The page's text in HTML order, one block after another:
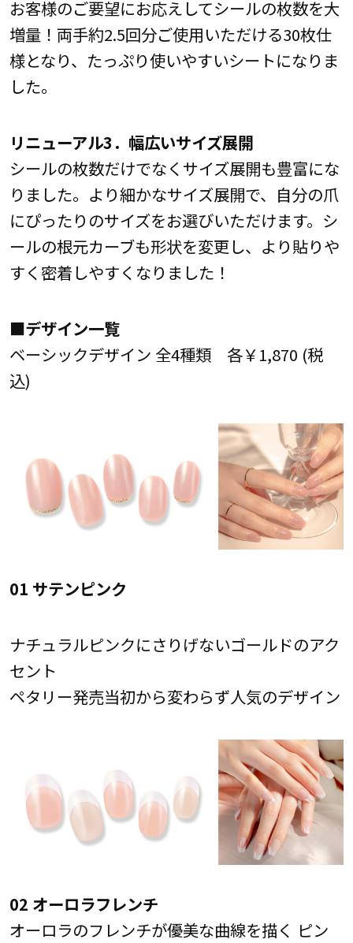
お客様のご要望にお応えしてシールの枚数を大
増量！両手約2.5回分ご使用いただける30枚仕
様となり、たっぷり使いやすいシートになりま
した。
リニューアル3．幅広いサイズ展開
シールの枚数だけでなくサイズ展開も豊富にな
りました。より細かなサイズ展開で、自分の爪
にぴったりのサイズをお選びいただけます。シ
ールの根元カーブも形状を変更し、より貼りや
すく密着しやすくなりました！
■デザイン一覧
ベーシックデザイン 全4種類 各￥1,870 (税
込)
01 サテンピンク
ナチュラルピンクにさりげないゴールドのアク
セント
ペタリー発売当初から変わらず人気のデザイン
02 オーロラフレンチ
オーロラのフレンチが優美な曲線を描く ピン